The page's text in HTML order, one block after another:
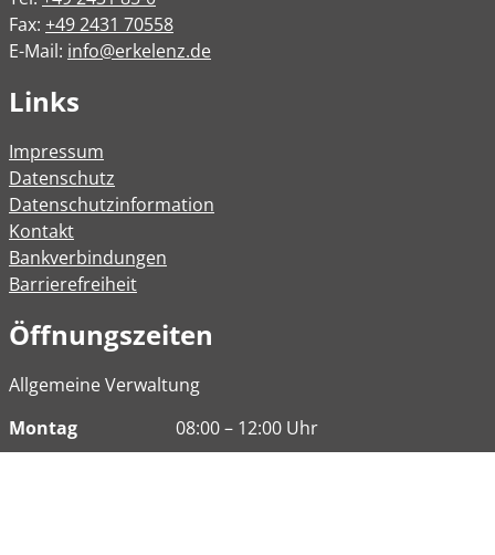
Fax: +49 2431 70558
E-Mail: info@erkelenz.de
Links
Impressum
Datenschutz
Datenschutzinformation
Kontakt
Bankverbindungen
Barrierefreiheit
Öffnungszeiten
Allgemeine Verwaltung
Montag
08:00 – 12:00 Uhr